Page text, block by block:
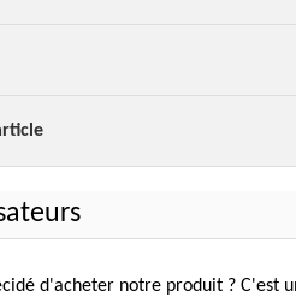
d'acheter notre produit ? C'est